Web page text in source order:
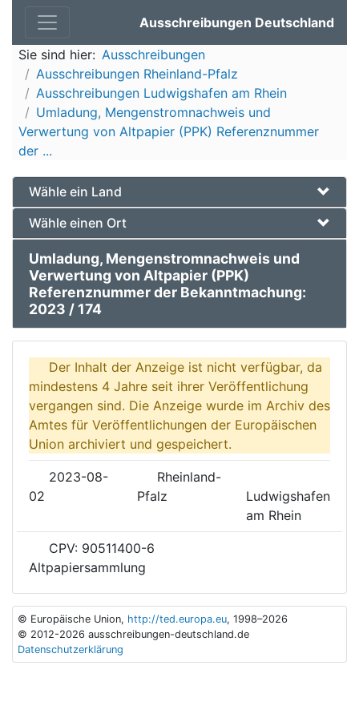
Ausschreibungen Deutschland
Sie sind hier: Ausschreibungen
Ausschreibungen Rheinland-Pfalz
Ausschreibungen Ludwigshafen am Rhein
Umladung, Mengenstromnachweis und
Verwertung von Altpapier (PPK) Referenznummer
der ...
Wähle ein Land
Wähle einen Ort
Umladung, Mengenstromnachweis und
Verwertung von Altpapier (PPK)
Referenznummer der Bekanntmachung:
2023 / 174
Der Inhalt der Anzeige ist nicht verfügbar, da
mindestens 4 Jahre seit ihrer Veröffentlichung
vergangen sind. Die Anzeige wurde im Archiv des
Amtes für Veröffentlichungen der Europäischen
Union archiviert und gespeichert.
2023-08-
02
Rheinland-
Pfalz
Ludwigshafen
am Rhein
CPV: 90511400-6
Altpapiersammlung
© Europäische Union, http://ted.europa.eu, 1998–2026
© 2012-2026 ausschreibungen-deutschland.de
Datenschutzerklärung